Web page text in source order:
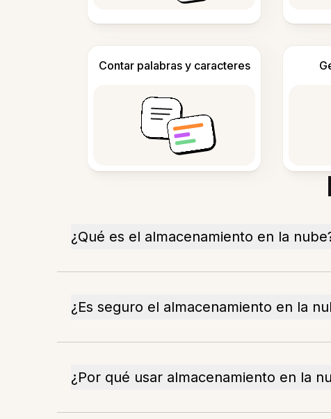
Contar palabras y caracteres
¿Qué es el almacenamiento en la
¿Es seguro el almacenamiento en la
¿Por qué usar almacenamiento en la